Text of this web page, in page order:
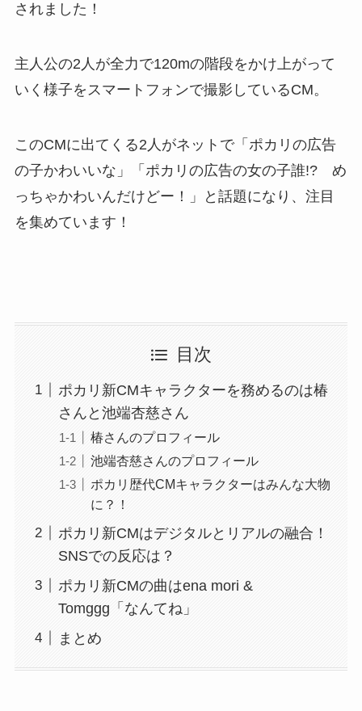
されました！
主人公の2人が全力で120mの階段をかけ上がって
いく様子をスマートフォンで撮影しているCM。
このCMに出てくる2人がネットで「ポカリの広告
の子かわいいな」「ポカリの広告の女の子誰!? め
っちゃかわいんだけどー！」と話題になり、注目
を集めています！
目次
ポカリ新CMキャラクターを務めるのは椿
さんと池端杏慈さん
椿さんのプロフィール
池端杏慈さんのプロフィール
ポカリ歴代CMキャラクターはみんな大物
に？！
ポカリ新CMはデジタルとリアルの融合！
SNSでの反応は？
ポカリ新CMの曲はena mori &
Tomggg「なんてね」
まとめ